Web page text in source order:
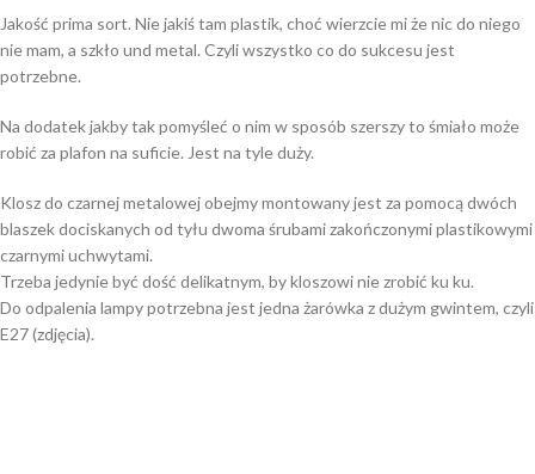
Jakość prima sort. Nie jakiś tam plastik, choć wierzcie mi że nic do niego
nie mam, a szkło und metal. Czyli wszystko co do sukcesu jest
potrzebne.
Na dodatek jakby tak pomyśleć o nim w sposób szerszy to śmiało może
robić za plafon na suficie. Jest na tyle duży.
Klosz do czarnej metalowej obejmy montowany jest za pomocą dwóch
blaszek dociskanych od tyłu dwoma śrubami zakończonymi plastikowymi
czarnymi uchwytami.
Trzeba jedynie być dość delikatnym, by kloszowi nie zrobić ku ku.
Do odpalenia lampy potrzebna jest jedna żarówka z dużym gwintem, czyli
E27 (zdjęcia).